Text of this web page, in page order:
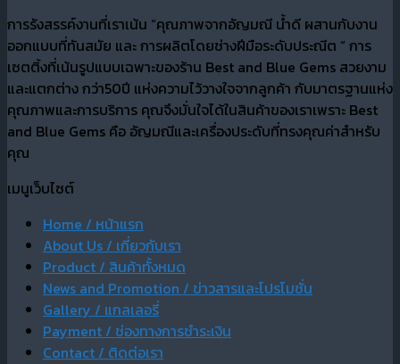
การรังสรรค์งานที่เราเน้น “คุณภาพจากอัญมณี น้ำดี ผสานกับงาน
ออกแบบที่ทันสมัย และ การผลิตโดยช่างฝีมือระดับประณีต “ การ
เซตติ้งที่เน้นรูปแบบเฉพาะของร้าน Best and Blue Gems สวยงาม
และแตกต่าง กว่า50ปี แห่งความไว้วางใจจากลูกค้า กับมาตรฐานแห่ง
คุณภาพและการบริการ คุณจึงมั่นใจได้ในสินค้าของเราเพราะ Best
and Blue Gems คือ อัญมณีและเครื่องประดับที่ทรงคุณค่าสำหรับ
คุณ
เมนูเว็บไซต์
Home / หน้าแรก
About Us / เกี่ยวกับเรา
Product / สินค้าทั้งหมด
News and Promotion / ข่าวสารและโปรโมชั่น
Gallery / แกลเลอรี่
Payment / ช่องทางการชำระเงิน
Contact / ติดต่อเรา